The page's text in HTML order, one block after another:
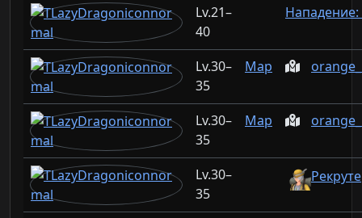
21–
40
30–
35
Map
30–
35
Map
30–
35